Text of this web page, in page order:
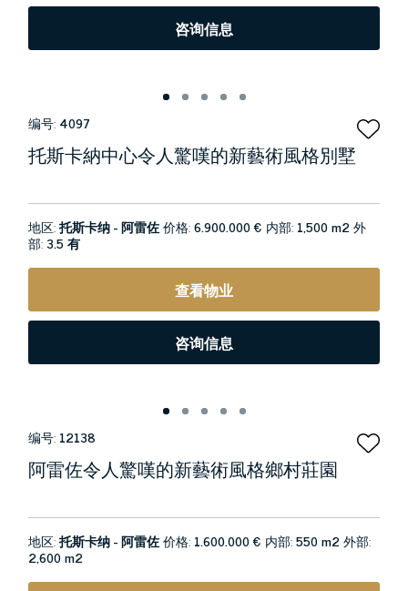
咨询信息
编号: 4097
托斯卡納中心令人驚嘆的新藝術風格別墅
地区:托斯卡纳 - 阿雷佐价格:6.900.000 € 内部: 1,500 m2外
部:3.5 有
查看物业
咨询信息
编号: 12138
阿雷佐令人驚嘆的新藝術風格鄉村莊園
地区:托斯卡纳 - 阿雷佐价格: 1.600.000 € 内部:550 m2外部:
2,600 m2